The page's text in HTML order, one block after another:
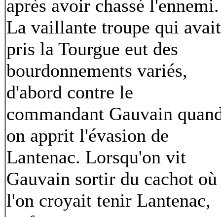
après avoir chassé l'ennemi.
La vaillante troupe qui avait
pris la Tourgue eut des
bourdonnements variés,
d'abord contre le
commandant Gauvain
on apprit l'évasion de
Lantenac. Lorsqu'on vit
Gauvain sortir du cachot où
l'on croyait tenir Lantenac,